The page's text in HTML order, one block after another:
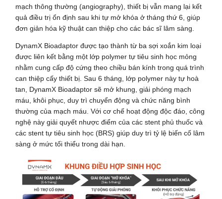
mạch thông thường (angiography), thiết bị vẫn mang lại kết
quả điều trị ổn định sau khi tự mở khóa ở tháng thứ 6, giúp
đơn giản hóa kỹ thuật can thiệp cho các bác sĩ lâm sàng.
DynamX Bioadaptor được tạo thành từ ba sợi xoắn kim loại
được liên kết bằng một lớp polymer tự tiêu sinh học mỏng
nhằm cung cấp độ cứng theo chiều bán kính trong quá trình
can thiệp cấy thiết bị. Sau 6 tháng, lớp polymer này tự hoà
tan, DynamX Bioadaptor sẽ mở khung, giải phóng mạch
máu, khôi phục, duy trì chuyển động và chức năng bình
thường của mạch máu. Với cơ chế hoạt động độc đáo, công
nghệ này giải quyết nhược điểm của các stent phủ thuốc và
các stent tự tiêu sinh học (BRS) giúp duy trì tỷ lệ biến cố lâm
sàng ở mức tối thiểu trong dài hạn.